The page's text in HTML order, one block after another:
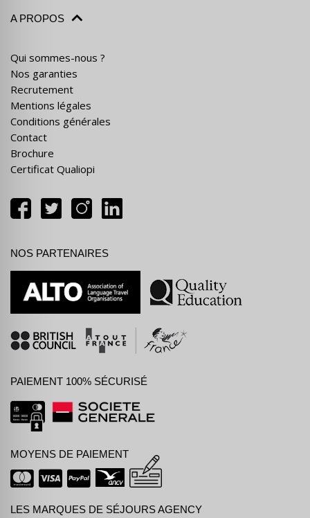
A PROPOS
Qui sommes-nous ?
Nos garanties
Recrutement
Mentions légales
Conditions générales
Contact
Brochure
Certificat Qualiopi
NOS PARTENAIRES
PAIEMENT 100% SÉCURISÉ
MOYENS DE PAIEMENT
LES MARQUES DE SÉJOURS AGENCY